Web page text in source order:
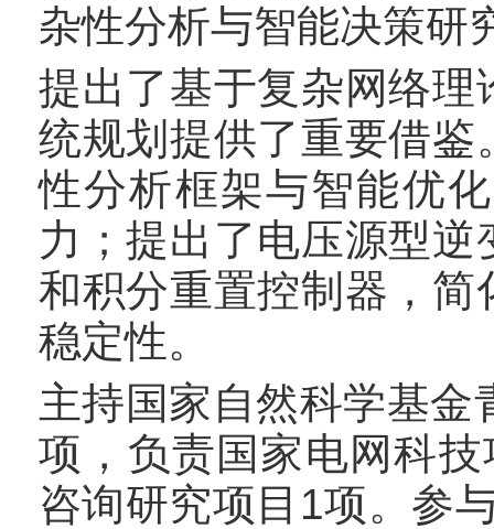
杂性分析与智能决策研
提出了基于复杂网络
统规划提供了重要借
性分析框架与智能优
力；提出了电压源型
和积分重置控制器，
稳定性。
主持国家自然科学基
项，负责国家电网科
咨询研究项目1项。参